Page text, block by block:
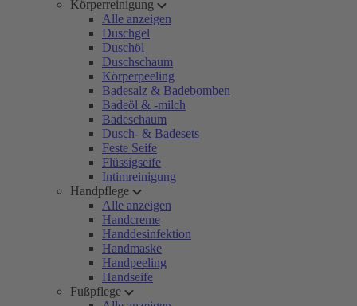
Körperreinigung
Alle anzeigen
Duschgel
Duschöl
Duschschaum
Körperpeeling
Badesalz & Badebomben
Badeöl & -milch
Badeschaum
Dusch- & Badesets
Feste Seife
Flüssigseife
Intimreinigung
Handpflege
Alle anzeigen
Handcreme
Handdesinfektion
Handmaske
Handpeeling
Handseife
Fußpflege